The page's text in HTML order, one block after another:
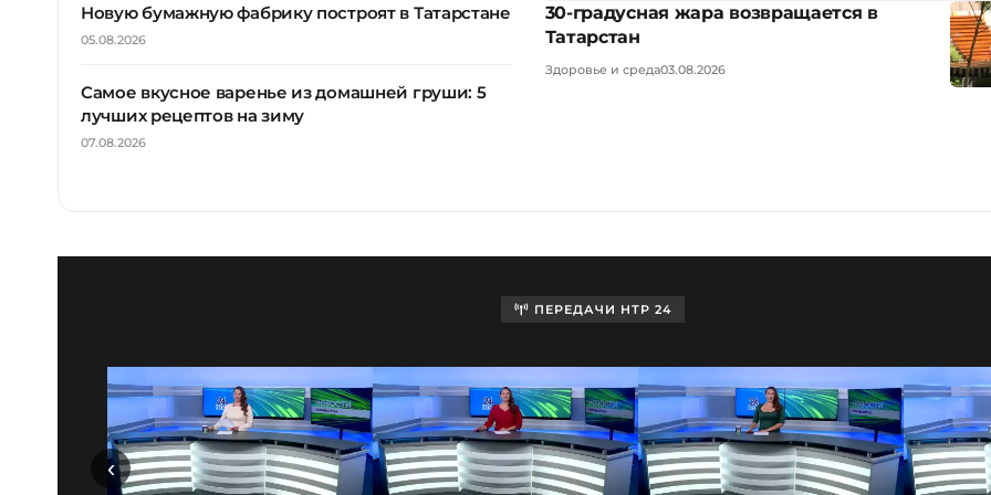
Новую бумажную фабрику построят в Татарстане
05.08.2026
Самое вкусное варенье из домашней груши: 5
лучших рецептов на зиму
07.08.2026
30-градусная жара возвращается в
Татарстан
Здоровье и среда03.08.2026
ПЕРЕДАЧИ НТР 24
‹